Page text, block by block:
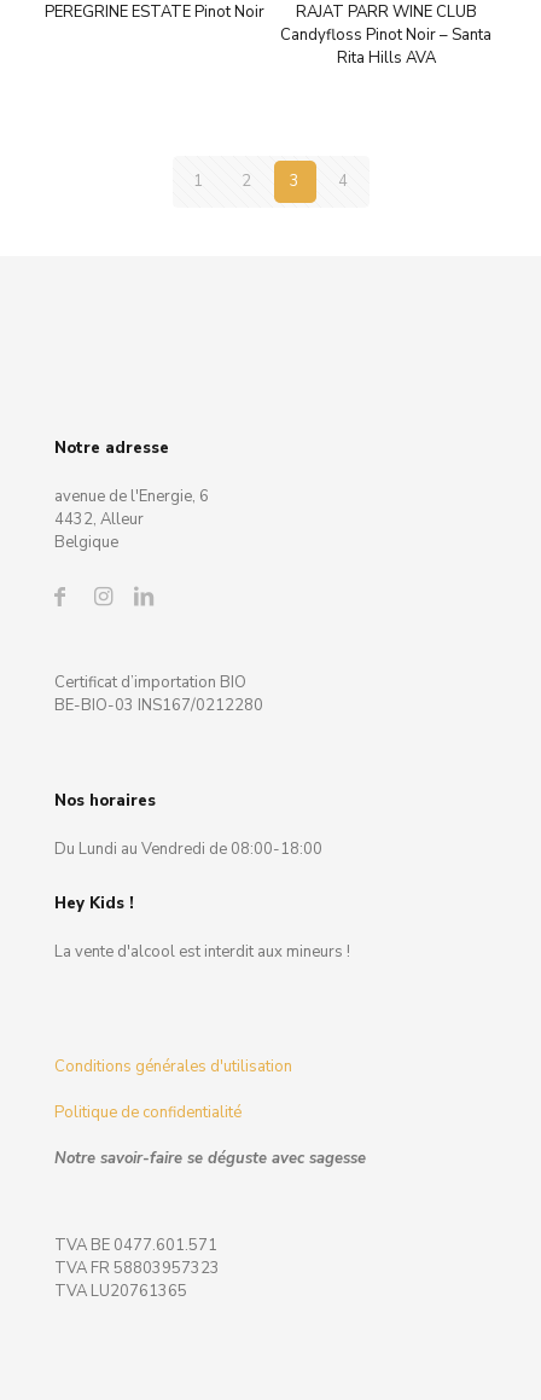
PEREGRINE ESTATE Pinot Noir
RAJAT PARR WINE CLUB
Candyfloss Pinot Noir – Santa
Rita Hills AVA
1 2 3 4
Notre adresse
avenue de l'Energie, 6
4432, Alleur
Belgique
Certificat d’importation BIO
BE-BIO-03 INS167/0212280
Nos horaires
Du Lundi au Vendredi de 08:00-18:00
Hey Kids !
La vente d'alcool est interdit aux mineurs !
Conditions générales d'utilisation
Politique de confidentialité
Notre savoir-faire se déguste avec sagesse
TVA BE 0477.601.571
TVA FR 58803957323
TVA LU20761365